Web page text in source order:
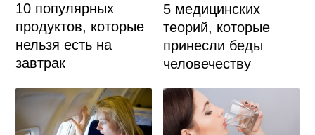
10 популярных
продуктов, которые
нельзя есть на
завтрак
5 медицинских
теорий, которые
принесли беды
человечеству